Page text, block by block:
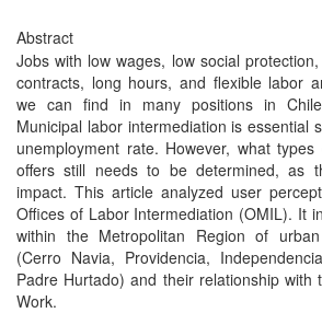
Abstract
Jobs with low wages, low social
contracts, long hours, and flexible labor
we can find in many positions in
Municipal labor intermediation is essential
unemployment rate. However, what
offers still needs to be determined, as
impact. This article analyzed user
Offices of Labor Intermediation (OMIL). It
within the Metropolitan Region of
(Cerro Navia, Providencia,
Padre Hurtado) and their relationship with
Work.